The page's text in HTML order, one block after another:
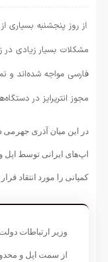
از روز پنجشنبه بسیاری
مشکلات بسیار زیادی در
فارسی مواجه شده‌اند و
مجوز انترپرایز در
در این میان آذری
اپ‌های ایرانی توسط
کمپانی را مورد انتقاد
وزیر ارتباطات
از سمت اپل و